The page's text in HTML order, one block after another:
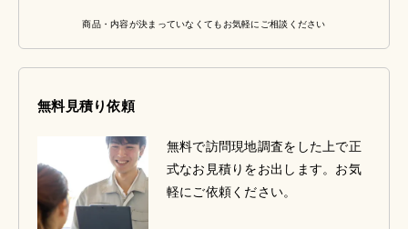
商品・内容が決まっていなくてもお気軽にご相談ください
無料見積り依頼
無料で訪問現地調査をした上で正
式なお見積りをお出します。お気
軽にご依頼ください。